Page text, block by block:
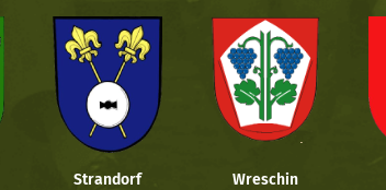
Strandorf Wreschin